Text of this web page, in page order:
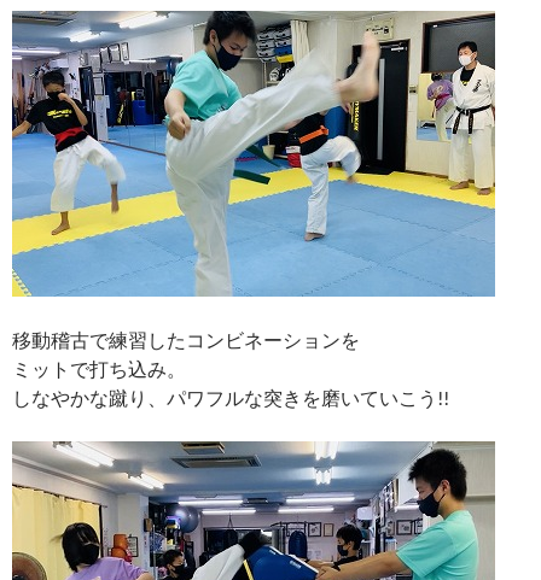
移動稽古で練習したコンビネーションを
ミットで打ち込み。
しなやかな蹴り、パワフルな突きを磨いていこう!!